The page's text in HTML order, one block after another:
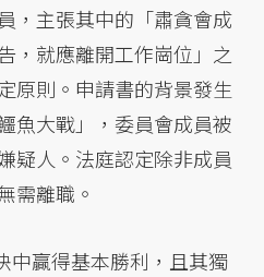
，主張其中的「肅貪會成
，就應離開工作崗位」之
原則。申請書的背景發生
魚大戰」，委員會成員被
疑人。法庭認定除非成員
需離職。
中贏得基本勝利，且其獨